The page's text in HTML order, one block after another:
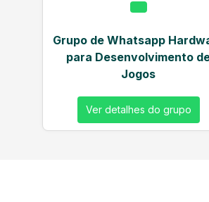
Grupo de Whatsapp
para Desenvolvimento
Jogos
Ver detalhes do grupo